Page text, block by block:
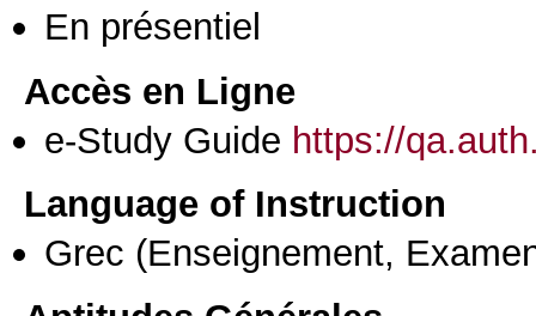
En présentiel
Accès en Ligne
e-Study Guide https://
Language of Instruction
Grec (Enseignement,